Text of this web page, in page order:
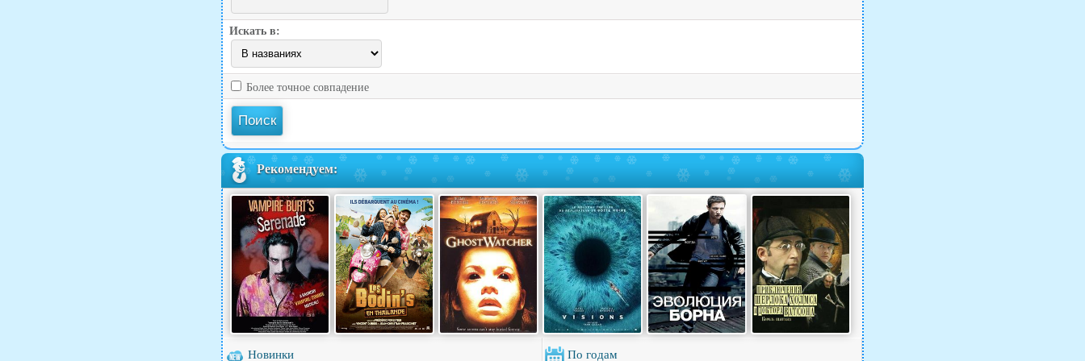
Искать в:
Более точное совпадение
Рекомендуем:
Новинки По годам